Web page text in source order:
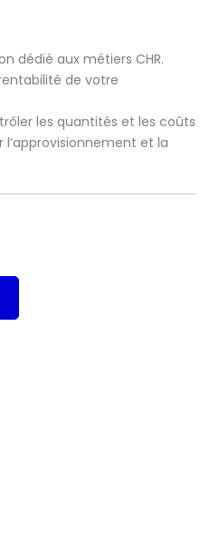
dédié aux métiers CHR.
de votre
les quantités et les coûts
et la